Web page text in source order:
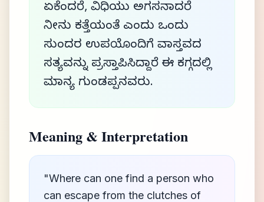
ಏಕೆಂದರೆ, ವಿಧಿಯು ಅಗಸನಾದರೆ
ನೀನು ಕತ್ತೆಯಂತೆ ಎಂದು ಒಂದು
ಸುಂದರ ಉಪಯೊಂದಿಗೆ ವಾಸ್ತವದ
ಸತ್ಯವನ್ನು ಪ್ರಸ್ತಾಪಿಸಿದ್ದಾರೆ ಈ ಕಗ್ಗದಲ್ಲಿ
ಮಾನ್ಯ ಗುಂಡಪ್ಪನವರು.
Meaning & Interpretation
"Where can one find a person who
can escape from the clutches of